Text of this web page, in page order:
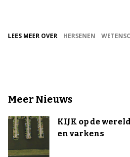
LEES MEER OVER HERSENEN
Meer Nieuws
KIJK op de
en varkens